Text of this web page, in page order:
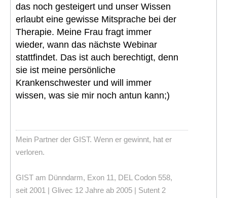
das noch gesteigert und unser Wissen
erlaubt eine gewisse Mitsprache bei der
Therapie. Meine Frau fragt immer
wieder, wann das nächste Webinar
stattfindet. Das ist auch berechtigt, denn
sie ist meine persönliche
Krankenschwester und will immer
wissen, was sie mir noch antun kann;)
Mein Partner der GIST. Wenn er gewinnt, hat er
verloren.
GIST am Dünndarm, Exon 11, DEL Codon 558,
seit 2001 | Glivec 12 Jahre ab 2005 | Sutent 2